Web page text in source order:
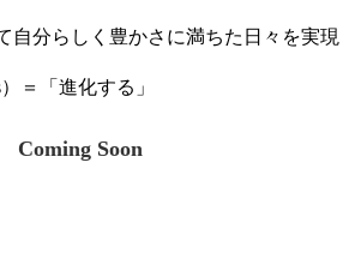
自分らしく豊かさに満ちた日々を実現
＝「進化する」
Coming Soon